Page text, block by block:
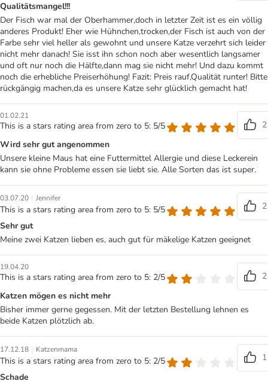
Qualitätsmangel!!!
Der Fisch war mal der Oberhammer,doch in letzter Zeit ist es ein völlig
anderes Produkt! Eher wie Hühnchen,trocken,der Fisch ist auch von der
Farbe sehr viel heller als gewohnt und unsere Katze verzehrt sich leider
nicht mehr danach! Sie isst ihn schon noch aber wesentlich langsamer
und oft nur noch die Hälfte,dann mag sie nicht mehr! Und dazu kommt
noch die erhebliche Preiserhöhung! Fazit: Preis rauf,Qualität runter! Bitte
rückgängig machen,da es unsere Katze sehr glücklich gemacht hat!
01.02.21
This is a stars rating area from zero to 5: 5/5
2
Wird sehr gut angenommen
Unsere kleine Maus hat eine Futtermittel Allergie und diese Leckerein
kann sie ohne Probleme essen sie liebt sie. Alle Sorten das ist super.
03.07.20 | Jennifer
This is a stars rating area from zero to 5: 5/5
2
Sehr gut
Meine zwei Katzen lieben es, auch gut für mäkelige Katzen geeignet
19.04.20
This is a stars rating area from zero to 5: 2/5
2
Katzen mögen es nicht mehr
Bisher immer gerne gegessen. Mit der letzten Bestellung lehnen es
beide Katzen plötzlich ab.
17.12.18 | Katzenmama
This is a stars rating area from zero to 5: 2/5
1
Schade